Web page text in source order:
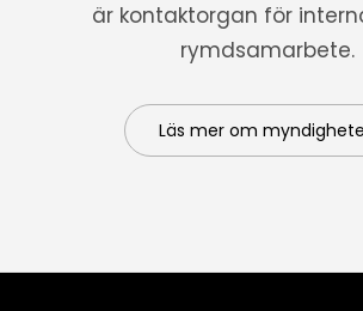
är kontaktorgan för
rymdsamarbete.
Läs mer om